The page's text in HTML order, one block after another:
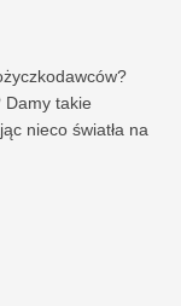
Damy takie
nieco światła na